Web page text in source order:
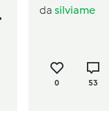
da silviame
0 53